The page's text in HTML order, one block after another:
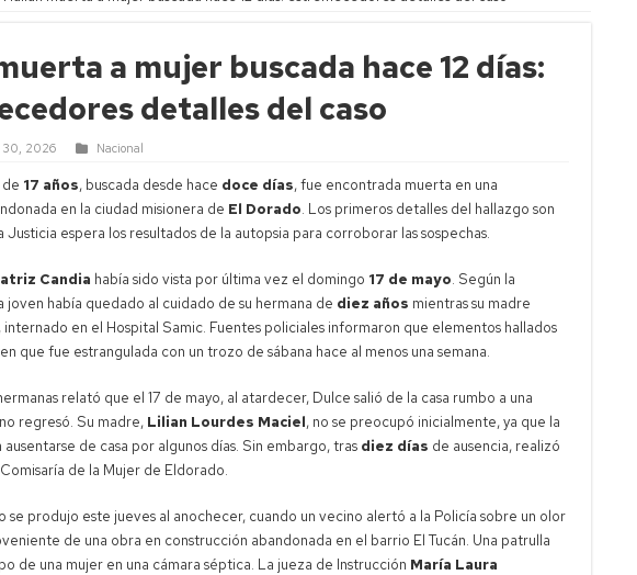
a mujer buscada hace 12 días:
detalles del caso
30, 2026 Nacional
17 años, buscada desde hace doce días, fue encontrada muerta en una
en la ciudad misionera de El Dorado. Los primeros detalles del hallazgo son
Justicia espera los resultados de la autopsia para corroborar las sospechas.
Candia había sido vista por última vez el domingo 17 de mayo. Según la
joven había quedado al cuidado de su hermana de diez años mientras su madre
internado en el Hospital Samic. Fuentes policiales informaron que elementos hallados
que fue estrangulada con un trozo de sábana hace al menos una semana.
relató que el 17 de mayo, al atardecer, Dulce salió de la casa rumbo a una
regresó. Su madre, Lilian Lourdes Maciel, no se preocupó inicialmente, ya que la
de casa por algunos días. Sin embargo, tras diez días de ausencia, realizó
de la Mujer de Eldorado.
se produjo este jueves al anochecer, cuando un vecino alertó a la Policía sobre un olor
de una obra en construcción abandonada en el barrio El Tucán. Una patrulla
de una mujer en una cámara séptica. La jueza de Instrucción María Laura